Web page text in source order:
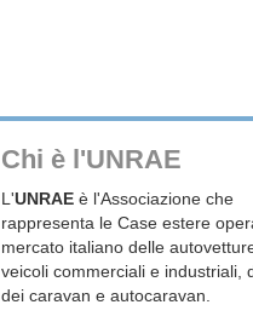
Chi è l'UNRAE
L'UNRAE è l'Associazione che
rappresenta le Case estere
mercato italiano delle
veicoli commerciali e industriali,
dei caravan e autocaravan.